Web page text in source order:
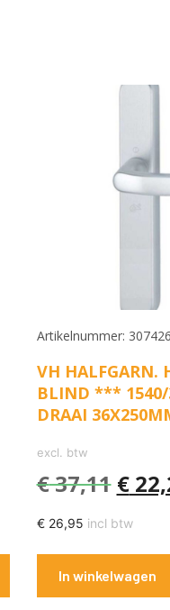
Artikelnummer: 307426
VH HALFGARN.
BLIND *** 1540/
DRAAI
excl. btw
€37,11 €
€26,95 incl btw
In winkelwagen